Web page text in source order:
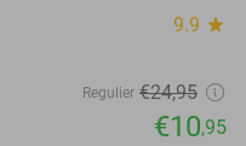
9.9 star
Regulier €24,95
€10,95